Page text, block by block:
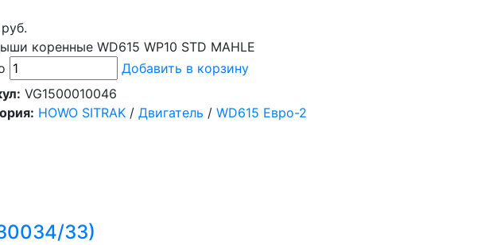
коренные WD615 WP10 STD MAHLE
Добавить в корзину
VG1500010046
HOWO SITRAK / Двигатель / WD615 Евро-2
33)